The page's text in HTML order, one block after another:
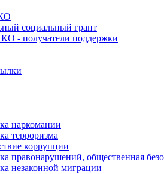
социальный грант
- получатели поддержки
наркомании
терроризма
коррупции
правонарушений, общественная
незаконной миграции